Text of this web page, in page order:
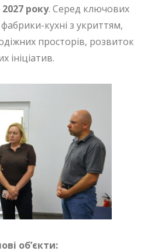
року. Серед ключових
кухні з укриттям,
просторів, розвиток
ініціатив.
об’єкти: